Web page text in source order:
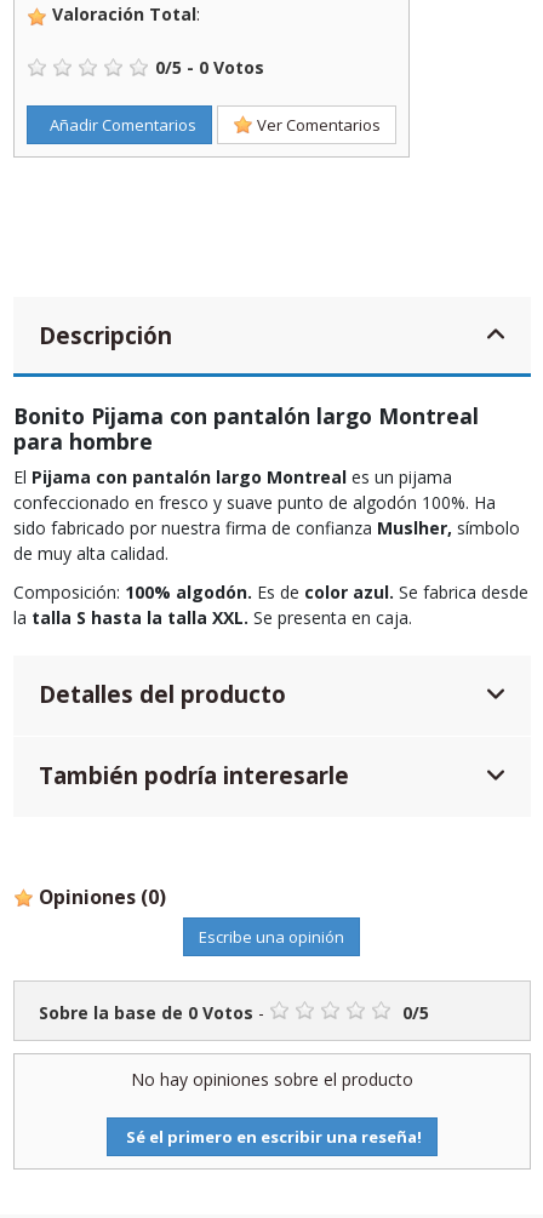
Valoración Total:
0/5 - 0 Votos
Añadir Comentarios Ver Comentarios
Descripción
Bonito Pijama con pantalón largo Montreal
para hombre
El Pijama con pantalón largo Montreales un pijama
confeccionado en fresco y suave punto de algodón 100%. Ha
sido fabricado por nuestra firma de confianza Muslher, símbolo
de muy alta calidad.
Composición: 100% algodón. Es de color azul. Se fabrica desde
la talla S hasta la talla XXL. Se presenta en caja.
Detalles del producto
También podría interesarle
Opiniones (0)
Escribe una opinión
Sobre la base de 0Votos - 0/5
No hay opiniones sobre el producto
Sé el primero en escribir una reseña!